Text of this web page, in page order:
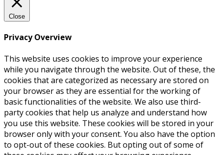
Close
Privacy Overview
This website uses cookies to improve your experience
while you navigate through the website. Out of these, the
cookies that are categorized as necessary are stored on
your browser as they are essential for the working of
basic functionalities of the website. We also use third-
party cookies that help us analyze and understand how
you use this website. These cookies will be stored in your
browser only with your consent. You also have the option
to opt-out of these cookies. But opting out of some of